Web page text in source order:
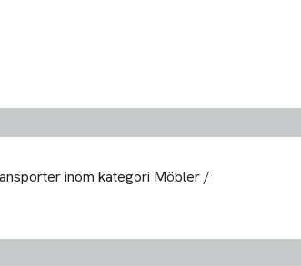
inom kategori Möbler /